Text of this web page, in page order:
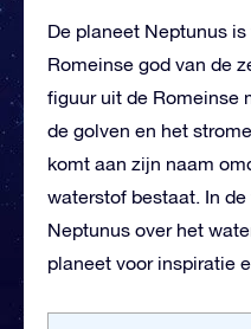
De planeet Neptunus
Romeinse god van de
figuur uit de Romeinse
de golven en het
komt aan zijn naam
waterstof bestaat. In
Neptunus over het
planeet voor inspiratie